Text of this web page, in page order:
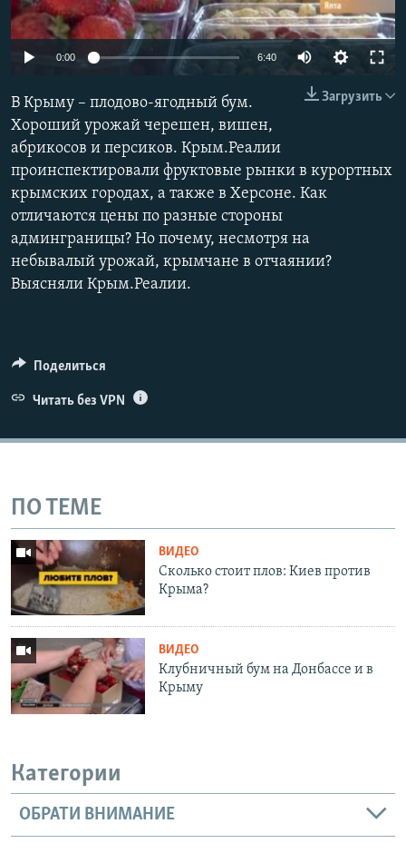
ПОБЕДИТЕЛЕЙ НЕ СУДЯТ?
КРЫМ.НЕПОКОРЕННЫЙ
УКРАИНСКАЯ ПРОБЛЕМА КРЫМА
ПРИСОЕДИНЯЙТЕСЬ!
Все сайты RFE/RL
0:00 6:40
Загрузить
В Крыму – плодово-ягодный бум.
Хороший урожай черешен, вишен,
абрикосов и персиков. Крым.Реалии
проинспектировали фруктовые рынки в курортных
крымских городах, а также в Херсоне. Как
отличаются цены по разные стороны
админграницы? Но почему, несмотря на
небывалый урожай, крымчане в отчаянии?
Выясняли Крым.Реалии.
Поделиться
Читать без VPN
ПО ТЕМЕ
ВИДЕО
Сколько стоит плов: Киев против
Крыма?
ВИДЕО
Клубничный бум на Донбассе и в
Крыму
Категории
ОБРАТИ ВНИМАНИЕ